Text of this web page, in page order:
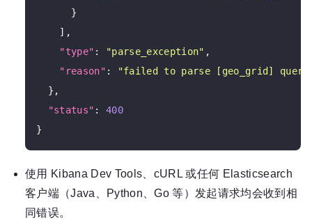
      }
    ],
"type" : "parse_exception" ,
"reason" :
"failed to parse [geo_grid]
  },
"status" : 400
使用 Kibana Dev Tools、cURL 或任何 Elasticsearch
客户端（Java、Python、Go 等）发起请求均会收到相
同错误。